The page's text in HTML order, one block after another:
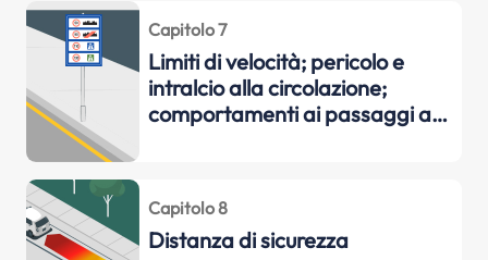
Capitolo 7
Limiti di velocità; pericolo e
intralcio alla circolazione;
comportamenti ai passaggi a
Capitolo 8
Distanza di sicurezza